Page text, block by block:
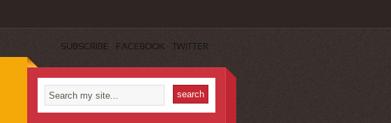
SUBSCRIBE FACEBOOK TWITTER